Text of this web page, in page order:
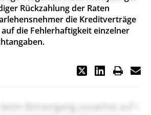
Rückzahlung der Raten
die Kreditverträge
die Fehlerhaftigkeit einzelner